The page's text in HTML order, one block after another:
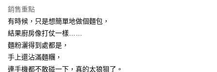
１．於結帳方式選擇「AFTEE先享後付」後，將跳轉至「AFTEE先享後付」
結帳頁面，進行簡訊認證並確認金額後，即可完成結帳。
２．訂單成立數日內，您將收到繳費通知簡訊。
３．收到繳費通知簡訊後14天內，點擊此簡訊中的連結，可透過四大超商／
ATM／網路銀行／等多元方式進行付款，方視為交易完成。
※ 請注意：結帳手續完成當下不需立刻繳費，但若您需要取消訂單，請聯絡
每筆NT$60，滿NT$499(含以上)免運費
7-11取貨付款
每筆NT$60，滿NT$499(含以上)免運費
7-11取貨(快速到店)
銷售重點
有時候，只是想簡單地做個麵包，
結果廚房像打仗一樣……
麵粉灑得到處都是，
手上還沾滿麵糰，
連手機都不敢碰一下，真的太狼狽了。